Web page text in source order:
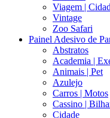
Viagem |
Vintage
Zoo Safari
Painel Adesivo de
Abstratos
Academia |
Animais | Pet
Azulejo
Carros | Motos
Cassino |
Cidade